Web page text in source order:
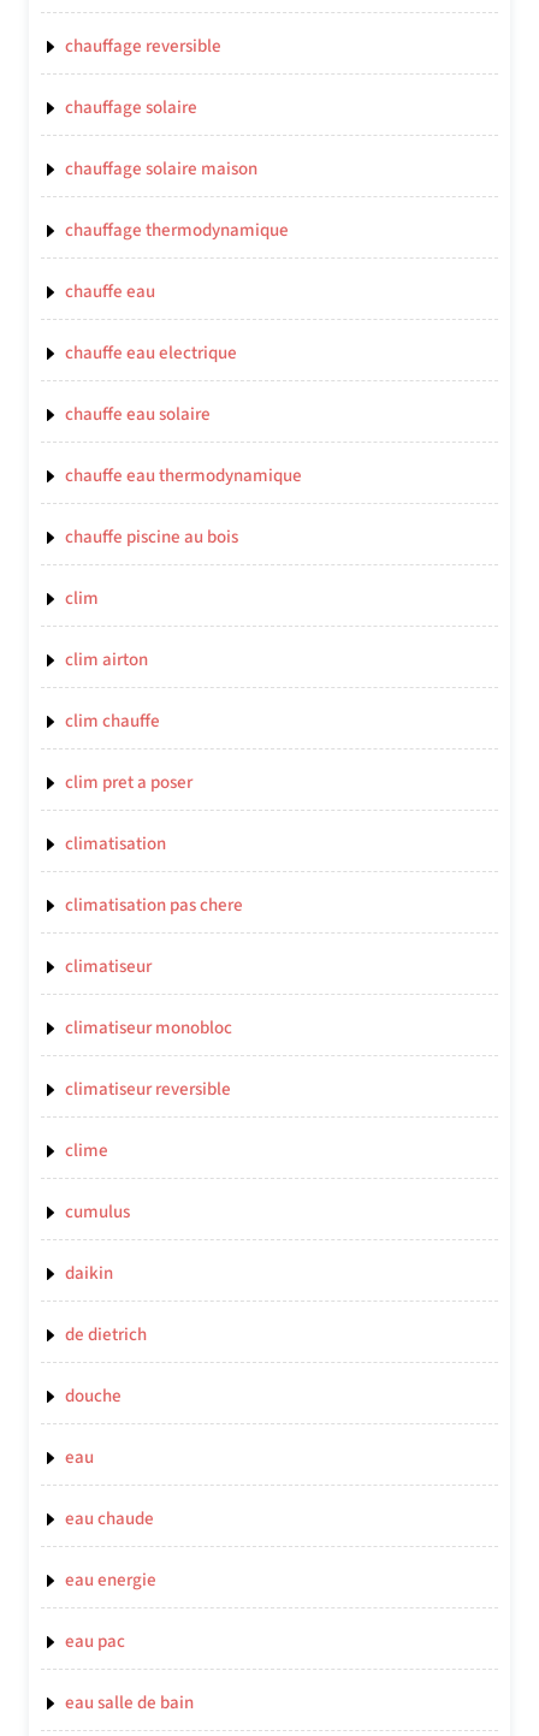
chauffage reversible
chauffage solaire
chauffage solaire maison
chauffage thermodynamique
chauffe eau
chauffe eau electrique
chauffe eau solaire
chauffe eau thermodynamique
chauffe piscine au bois
clim
clim airton
clim chauffe
clim pret a poser
climatisation
climatisation pas chere
climatiseur
climatiseur monobloc
climatiseur reversible
clime
cumulus
daikin
de dietrich
douche
eau
eau chaude
eau energie
eau pac
eau salle de bain